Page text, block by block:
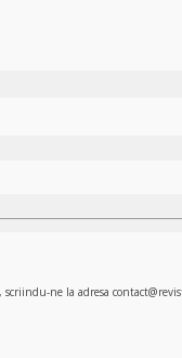
ne la adresa